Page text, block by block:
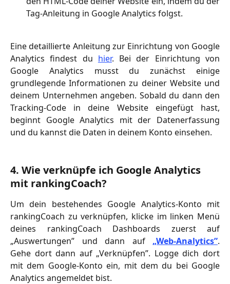
Tag-Anleitung in Google Analytics folgst.
Eine detaillierte Anleitung zur Einrichtung von Google
Analytics findest du hier. Bei der Einrichtung von
Google Analytics musst du zunächst einige
grundlegende Informationen zu deiner Website und
deinem Unternehmen angeben. Sobald du dann den
Tracking-Code in deine Website eingefügt hast,
beginnt Google Analytics mit der Datenerfassung
und du kannst die Daten in deinem Konto einsehen.
4. Wie verknüpfe ich Google Analytics
mit rankingCoach?
Um dein bestehendes Google Analytics-Konto mit
rankingCoach zu verknüpfen, klicke im linken Menü
deines rankingCoach Dashboards zuerst auf
„Auswertungen” und dann auf „Web-Analytics”.
Gehe dort dann auf „Verknüpfen”. Logge dich dort
mit dem Google-Konto ein, mit dem du bei Google
Analytics angemeldet bist.